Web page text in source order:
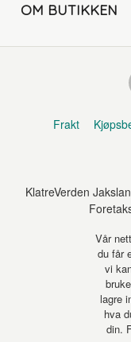
OM BUTIKKEN
Frakt
KlatreVerden
Vår
du får
vi
lagre
hva
din.